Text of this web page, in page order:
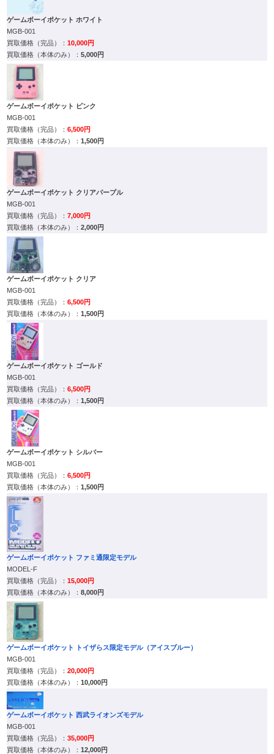
ゲームボーイポケット ホワイト
MGB-001
10,000円
5,000円
ゲームボーイポケット ピンク
MGB-001
6,500円
1,500円
ゲームボーイポケット クリアパープル
MGB-001
7,000円
2,000円
ゲームボーイポケット クリア
MGB-001
6,500円
1,500円
ゲームボーイポケット ゴールド
MGB-001
6,500円
1,500円
ゲームボーイポケット シルバー
MGB-001
6,500円
1,500円
ゲームボーイポケット ファミ通限定モデル
MODEL-F
15,000円
8,000円
ゲームボーイポケット トイザらス限定モデル（アイスブルー）
MGB-001
20,000円
10,000円
ゲームボーイポケット 西武ライオンズモデル
MGB-001
35,000円
12,000円